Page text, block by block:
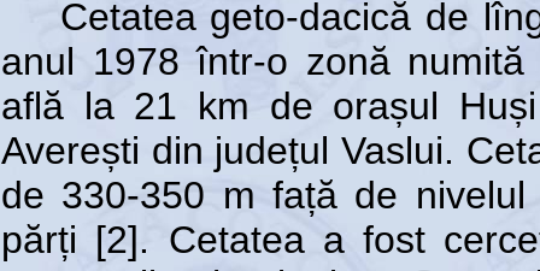
Cetatea geto-dacică de
anul 1978 într-o zonă
află la 21 km de orașul
Averești din județul Vaslui.
de 330-350 m față de
părți [2]. Cetatea a fost